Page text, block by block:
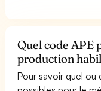
Quel code APE
production
Pour savoir quel ou